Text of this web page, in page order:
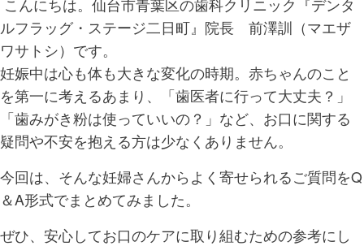
こんにちは。仙台市青葉区の歯科クリニック『デンタ
ルフラッグ・ステージ二日町』院長 前澤訓（マエザ
ワサトシ）です。
妊娠中は心も体も大きな変化の時期。赤ちゃんのこと
を第一に考えるあまり、「歯医者に行って大丈夫？」
「歯みがき粉は使っていいの？」など、お口に関する
疑問や不安を抱える方は少なくありません。
今回は、そんな妊婦さんからよく寄せられるご質問をQ
＆A形式でまとめてみました。
ぜひ、安心してお口のケアに取り組むための参考にし